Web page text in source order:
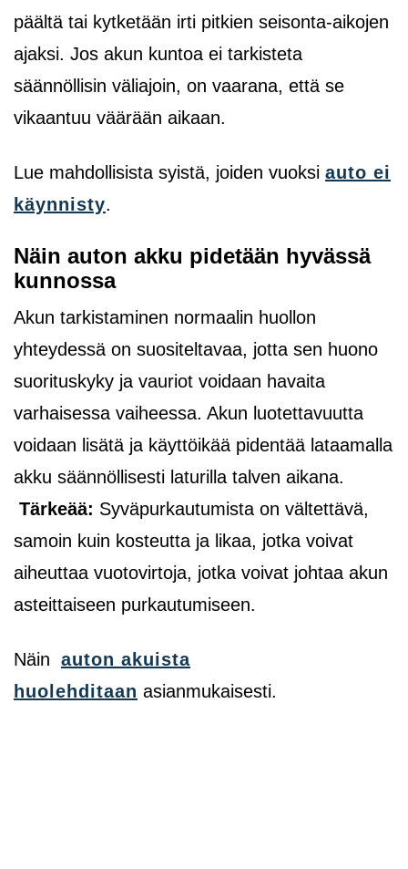
päältä tai kytketään irti pitkien seisonta-aikojen
ajaksi. Jos akun kuntoa ei tarkisteta
säännöllisin väliajoin, on vaarana, että se
vikaantuu väärään aikaan.
Lue mahdollisista syistä, joiden vuoksi auto ei
käynnisty.
Näin auton akku pidetään hyvässä
kunnossa
Akun tarkistaminen normaalin huollon
yhteydessä on suositeltavaa, jotta sen huono
suorituskyky ja vauriot voidaan havaita
varhaisessa vaiheessa. Akun luotettavuutta
voidaan lisätä ja käyttöikää pidentää lataamalla
akku säännöllisesti laturilla talven aikana.
Tärkeää: Syväpurkautumista on vältettävä,
samoin kuin kosteutta ja likaa, jotka voivat
aiheuttaa vuotovirtoja, jotka voivat johtaa akun
asteittaiseen purkautumiseen.
Näin auton akuista
huolehditaan asianmukaisesti.